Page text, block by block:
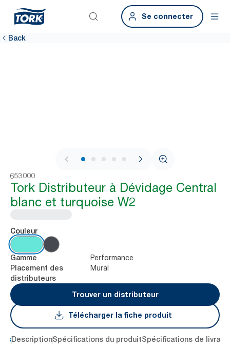
Se connecter
Back
1 / 9
653000
Tork Distributeur à Dévidage Central
blanc et turquoise W2
Couleur
Gamme Performance
Placement des
distributeurs
Mural
Trouver un distributeur
Télécharger la fiche produit
DescriptionSpécifications du produitSpécifications de